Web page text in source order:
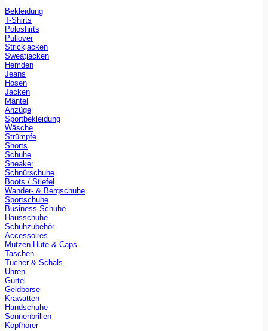
Bekleidung
T-Shirts
Poloshirts
Pullover
Strickjacken
Sweatjacken
Hemden
Jeans
Hosen
Jacken
Mäntel
Anzüge
Sportbekleidung
Wäsche
Strümpfe
Shorts
Schuhe
Sneaker
Schnürschuhe
Boots / Stiefel
Wander- & Bergschuhe
Sportschuhe
Business Schuhe
Hausschuhe
Schuhzubehör
Accessoires
Mützen Hüte & Caps
Taschen
Tücher & Schals
Uhren
Gürtel
Geldbörse
Krawatten
Handschuhe
Sonnenbrillen
Kopfhörer